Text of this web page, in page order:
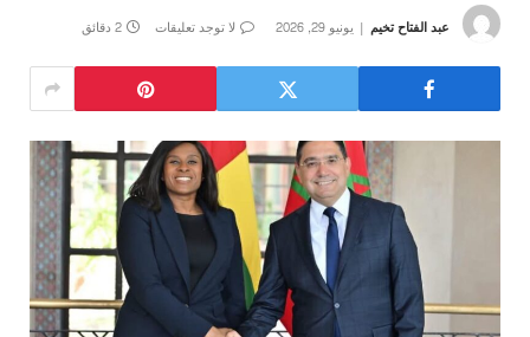
عبد الفتاح تخيم يونيو 29, 2026 لا توجد تعليقات 2 دقائق